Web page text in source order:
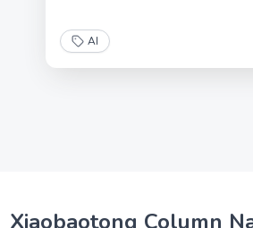
AI
Xiaobaotong Column